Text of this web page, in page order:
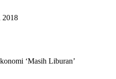
2018
‘Masih Liburan’